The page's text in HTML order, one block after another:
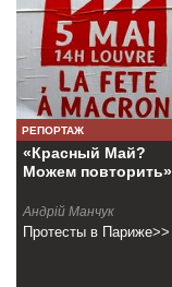
РЕПОРТАЖ
«Красный Май?
Можем повторить»
Андрiй Манчук
Протесты в Париже>>